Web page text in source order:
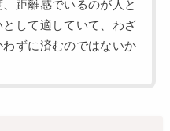
距離感でいるのが人と
として適していて、わざ
わずに済むのではないか